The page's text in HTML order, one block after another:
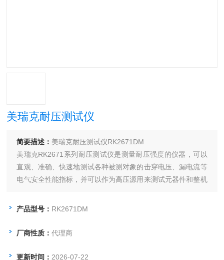
美瑞克耐压测试仪
简要描述： 美瑞克耐压测试仪RK2671DM
美瑞克RK2671系列耐压测试仪是测量耐压强度的仪器，可以
直观、准确、快速地测试各种被测对象的击穿电压、漏电流等
电气安全性能指标，并可以作为高压源用来测试元器件和整机
产品型号： RK2671DM
厂商性质：代理商
更新时间： 2026-07-22